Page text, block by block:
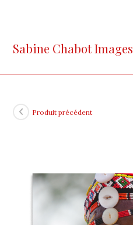
Sabine Chabot Images
Produit précédent